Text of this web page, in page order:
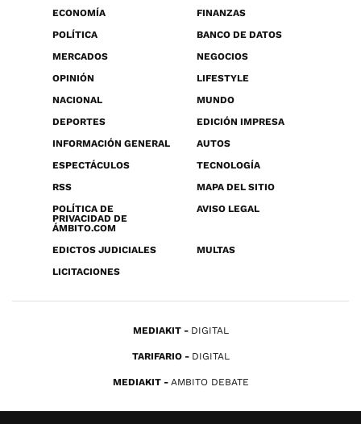
ECONOMÍA
FINANZAS
POLÍTICA
BANCO DE DATOS
MERCADOS
NEGOCIOS
OPINIÓN
LIFESTYLE
NACIONAL
MUNDO
DEPORTES
EDICIÓN IMPRESA
INFORMACIÓN GENERAL
AUTOS
ESPECTÁCULOS
TECNOLOGÍA
RSS
MAPA DEL SITIO
POLÍTICA DE
PRIVACIDAD DE
ÁMBITO.COM
AVISO LEGAL
EDICTOS JUDICIALES
MULTAS
LICITACIONES
MEDIAKIT DIGITAL
TARIFARIO DIGITAL
MEDIAKIT AMBITO DEBATE